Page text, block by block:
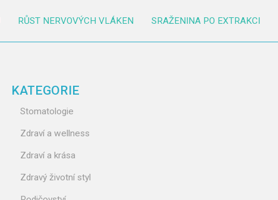
RŮST NERVOVÝCH VLÁKEN SRAŽENINA PO EXTRAKCI
KATEGORIE
Stomatologie
Zdraví a wellness
Zdraví a krása
Zdravý životní styl